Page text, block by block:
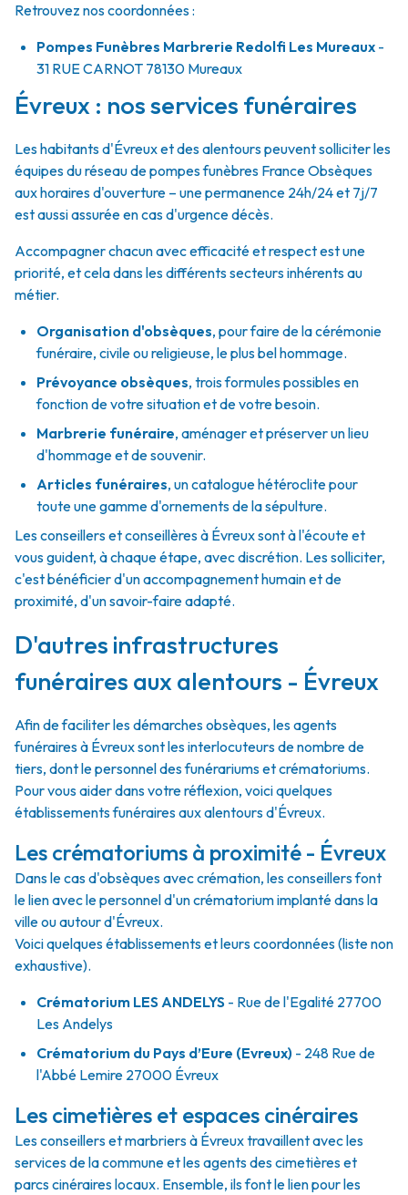
Retrouvez nos coordonnées :
Pompes Funèbres Marbrerie Redolfi Les Mureaux -
31 RUE CARNOT 78130 Mureaux
Évreux : nos services funéraires
Les habitants d'Évreux et des alentours peuvent solliciter les
équipes du réseau de pompes funèbres France Obsèques
aux horaires d'ouverture – une permanence 24h/24 et 7j/7
est aussi assurée en cas d'urgence décès.
Accompagner chacun avec efficacité et respect est une
priorité, et cela dans les différents secteurs inhérents au
métier.
Organisation d'obsèques, pour faire de la cérémonie
funéraire, civile ou religieuse, le plus bel hommage.
Prévoyance obsèques, trois formules possibles en
fonction de votre situation et de votre besoin.
Marbrerie funéraire, aménager et préserver un lieu
d'hommage et de souvenir.
Articles funéraires, un catalogue hétéroclite pour
toute une gamme d'ornements de la sépulture.
Les conseillers et conseillères à Évreux sont à l'écoute et
vous guident, à chaque étape, avec discrétion. Les solliciter,
c'est bénéficier d'un accompagnement humain et de
proximité, d'un savoir-faire adapté.
D'autres infrastructures
funéraires aux alentours - Évreux
Afin de faciliter les démarches obsèques, les agents
funéraires à Évreux sont les interlocuteurs de nombre de
tiers, dont le personnel des funérariums et crématoriums.
Pour vous aider dans votre réflexion, voici quelques
établissements funéraires aux alentours d'Évreux.
Les crématoriums à proximité - Évreux
Dans le cas d'obsèques avec crémation, les conseillers font
le lien avec le personnel d'un crématorium implanté dans la
ville ou autour d'Évreux.
Voici quelques établissements et leurs coordonnées (liste non
exhaustive).
Crématorium LES ANDELYS - Rue de l'Egalité 27700
Les Andelys
Crématorium du Pays d’Eure (Evreux) - 248 Rue de
l'Abbé Lemire 27000 Évreux
Les cimetières et espaces cinéraires
Les conseillers et marbriers à Évreux travaillent avec les
services de la commune et les agents des cimetières et
parcs cinéraires locaux. Ensemble, ils font le lien pour les